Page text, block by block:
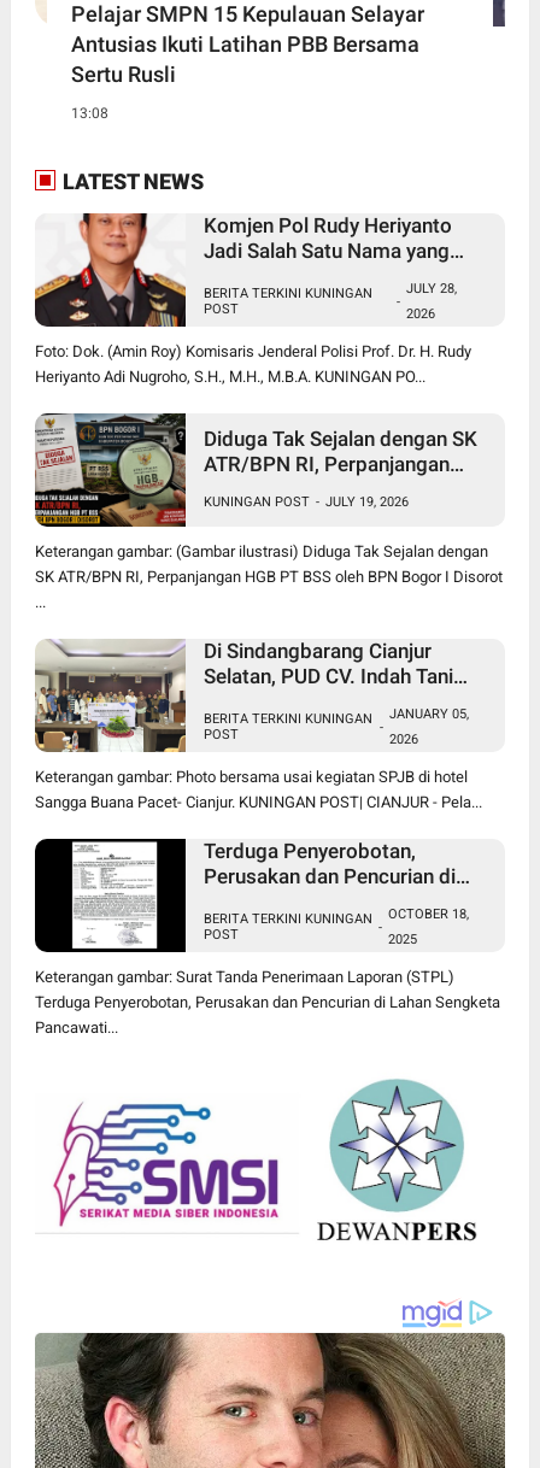
Pelajar SMPN 15 Kepulauan Selayar
Antusias Ikuti Latihan PBB Bersama
Sertu Rusli
13:08
LATEST NEWS
Komjen Pol Rudy Heriyanto
Jadi Salah Satu Nama yang
Calon Kapolri
BERITA TERKINI KUNINGAN
POST
-
JULY 28,
2026
Foto: Dok. (Amin Roy) Komisaris Jenderal Polisi Prof. Dr. H. Rudy
Heriyanto Adi Nugroho, S.H., M.H., M.B.A. KUNINGAN PO...
Diduga Tak Sejalan dengan SK
ATR/BPN RI, Perpanjangan
Disorot
KUNINGAN POST - JULY 19, 2026
Keterangan gambar: (Gambar ilustrasi) Diduga Tak Sejalan dengan
SK ATR/BPN RI, Perpanjangan HGB PT BSS oleh BPN Bogor I Disorot
...
Di Sindangbarang Cianjur
Selatan, PUD CV. Indah Tani
Sesuai HET
BERITA TERKINI KUNINGAN
POST
-
JANUARY 05,
2026
Keterangan gambar: Photo bersama usai kegiatan SPJB di hotel
Sangga Buana Pacet- Cianjur. KUNINGAN POST| CIANJUR - Pela...
Terduga Penyerobotan,
Perusakan dan Pencurian di
Bogor Dilaporkan ke Polisi
BERITA TERKINI KUNINGAN
POST
-
OCTOBER 18,
2025
Keterangan gambar: Surat Tanda Penerimaan Laporan (STPL)
Terduga Penyerobotan, Perusakan dan Pencurian di Lahan Sengketa
Pancawati...